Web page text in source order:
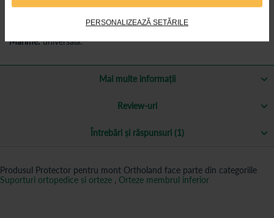
PERSONALIZEAZĂ SETĂRILE
are rolul de a proteja montul de presiunea neplacuta provocata
Marime:universala.
Mai multe informații
Review-uri
Întrebări și răspunsuri (1)
Produsul Protector pentru mont Ortholand face parte din categoriile
Suporturi ortopedice si orteze , Orteze membrul inferior